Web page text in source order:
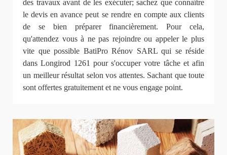
des travaux avant de les exécuter; sachez que connaître
le devis en avance peut se rendre en compte aux clients
de se bien préparer financièrement. Pour cela,
qu'attendez vous à ne pas rejoindre ou appeler le plus
vite que possible BatiPro Rénov SARL qui se réside
dans Longirod 1261 pour s'occuper votre tâche et afin
un meilleur résultat selon vos attentes. Sachant que toute
sont offertes gratuitement et ne vous engage point.